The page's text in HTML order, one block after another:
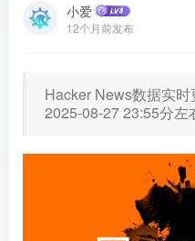
小爱
12个月前发布
Hacker News数据实
2025-08-27 23:55分左